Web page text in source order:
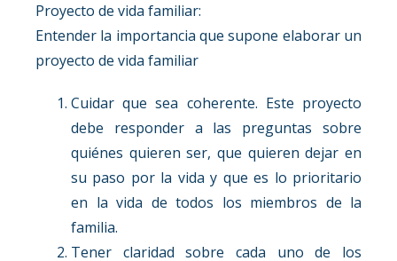
Proyecto de vida familiar:
Entender la importancia que supone elaborar un
proyecto de vida familiar
Cuidar que sea coherente. Este proyecto
debe responder a las preguntas sobre
quiénes quieren ser, que quieren dejar en
su paso por la vida y que es lo prioritario
en la vida de todos los miembros de la
familia.
Tener claridad sobre cada uno de los